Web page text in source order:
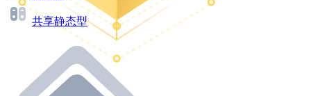
共享静态型